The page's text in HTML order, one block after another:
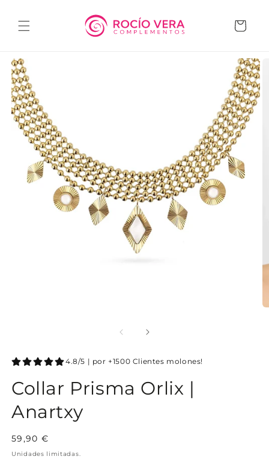
al contenido
Carrito
directamente
a la
información
del producto
4.8/5 | por +1500 Clientes molones!
Collar Prisma Orlix |
Anartxy
Precio
habitual
59,90 €
Unidades limitadas.